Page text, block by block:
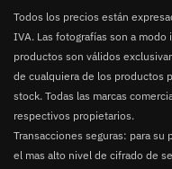
Todos los precios están
IVA. Las fotografías son a
productos son válidos
de cualquiera de los productos
stock. Todas las marcas
respectivos propietarios.
Transacciones seguras: para
el mas alto nivel de cifrado de